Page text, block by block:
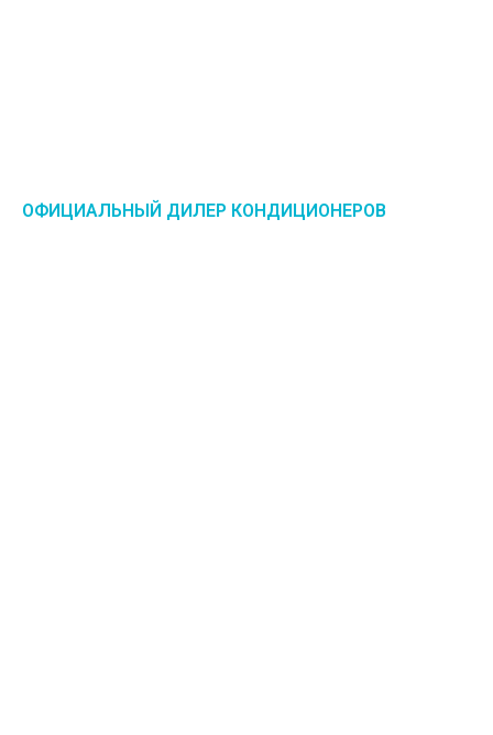
ОФИЦИАЛЬНЫЙ ДИЛЕР КОНДИЦИОНЕРОВ